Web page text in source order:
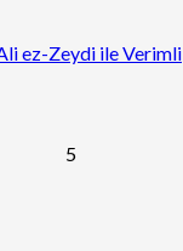
ez-Zeydi ile Verimli
5